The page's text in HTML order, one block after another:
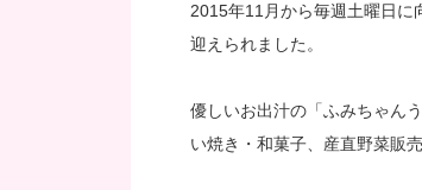
2015年11月から毎週土曜日に
迎えられました。
優しいお出汁の「ふみちゃん
い焼き・和菓子、産直野菜販